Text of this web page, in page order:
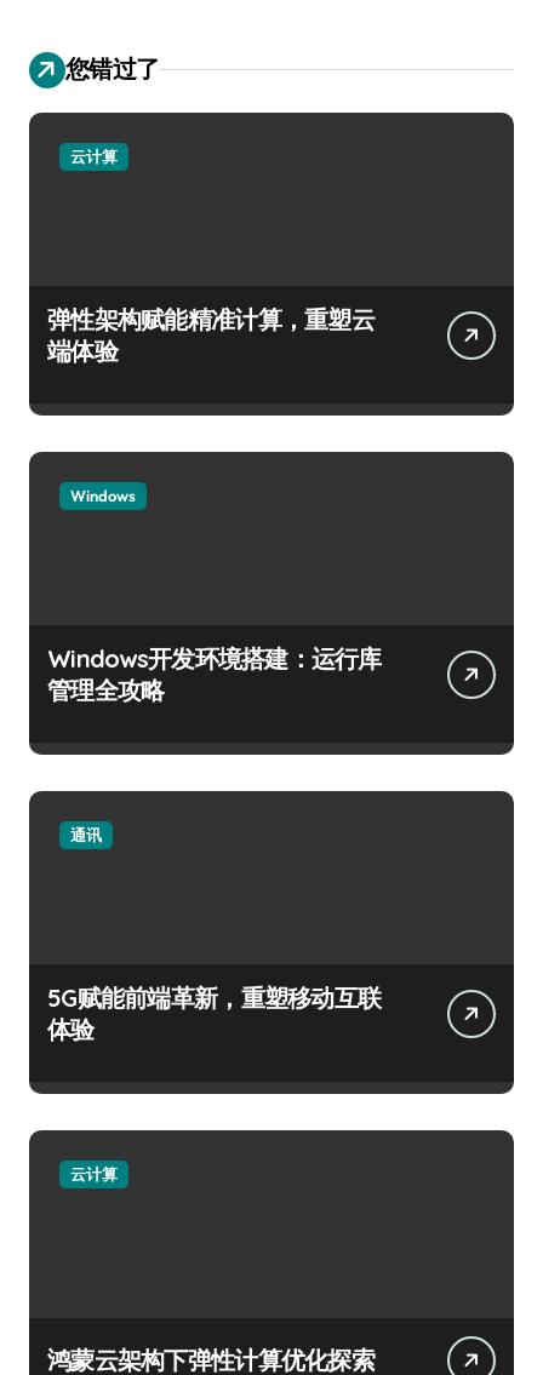
您错过了
云计算
弹性架构赋能精准计算，重塑云
端体验
Windows
Windows开发环境搭建：运行库
管理全攻略
通讯
5G赋能前端革新，重塑移动互联
体验
云计算
鸿蒙云架构下弹性计算优化探索